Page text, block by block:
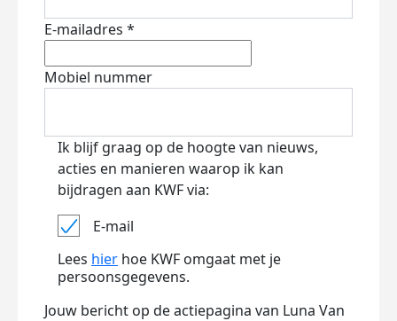
E-mailadres *
Mobiel nummer
Ik blijf graag op de hoogte van nieuws,
acties en manieren waarop ik kan
bijdragen aan KWF via:
E-mail
Lees hier hoe KWF omgaat met je
persoonsgegevens.
Jouw bericht op de actiepagina van Luna Van